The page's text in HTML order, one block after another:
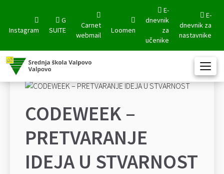
Instagram
G
SUITE
Carnet
webmail
Loomen
E-
dnevnik
za
učenike
E-
dnevnik za
nastavnike
CODEWEEK –
PRETVARANJE
IDEJA U STVARNOST